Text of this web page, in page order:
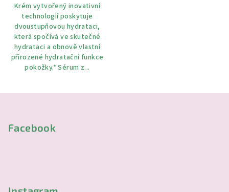
Krém vytvořený inovativní
technologií poskytuje
dvoustupňovou hydrataci,
která spočívá ve skutečné
hydrataci a obnově vlastní
přirozené hydratační funkce
pokožky.* Sérum z...
Facebook